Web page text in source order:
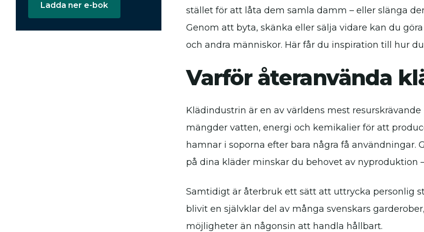
stället för att låta dem samla damm – eller slänga
Genom att byta, skänka eller sälja vidare kan du
och andra människor. Här får du inspiration till hur
Varför återanvända
Klädindustrin är en av världens mest resurskrävande
mängder vatten, energi och kemikalier för att
hamnar i soporna efter bara några få användningar.
på dina kläder minskar du behovet av nyproduktion
Samtidigt är återbruk ett sätt att uttrycka personlig
blivit en självklar del av många svenskars
möjligheter än någonsin att handla hållbart.
Ladda ner e-bok